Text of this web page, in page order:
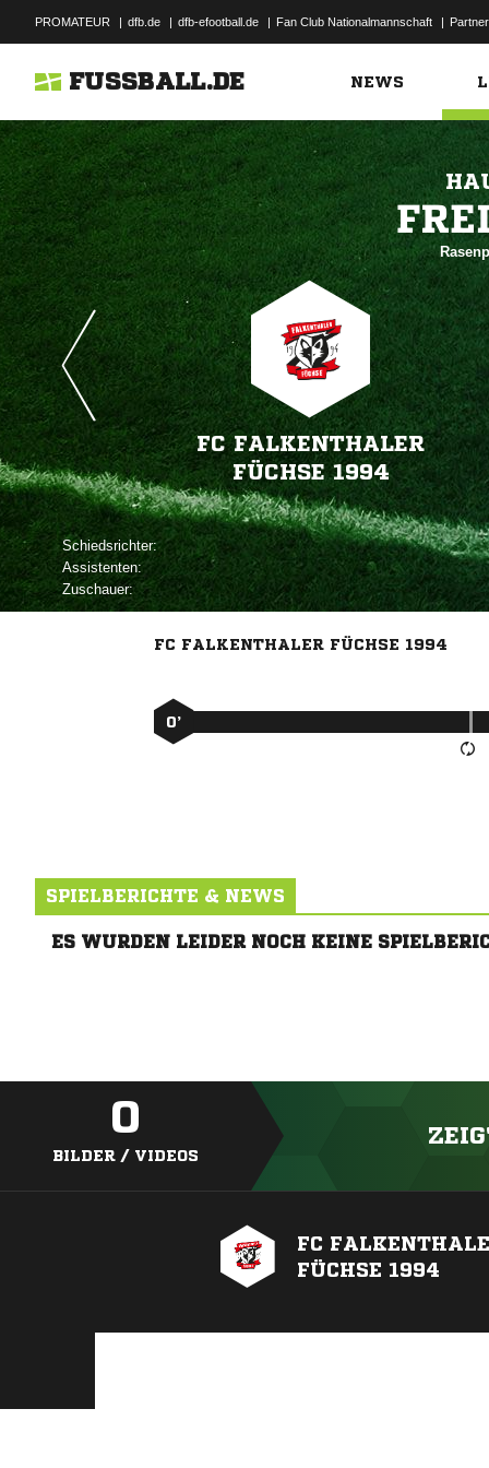
PROMATEUR | dfb.de | dfb-efootball.de | Fan Club Nationalmannschaft | Partner
FUSSBALL.DE NEWS
FC FALKENTHALER
FÜCHSE 1994
Schiedsrichter:
Assistenten:
Zuschauer:
FC FALKENTHALER FÜCHSE 1994
0’
SPIELBERICHTE & NEWS
ES WURDEN LEIDER NOCH KEINE
0
BILDER / VIDEOS
FC
FÜCHSE 1994